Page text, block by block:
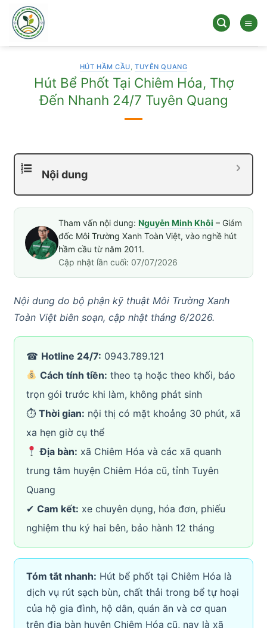
qua
dung
HÚT HẦM CẦU,TUYÊN QUANG
Hút Bể Phốt Tại Chiêm Hóa, Thợ
Đến Nhanh 24/7 Tuyên Quang
Nội dung
Tham vấn nội dung: Nguyễn Minh Khôi – Giám
đốc Môi Trường Xanh Toàn Việt, vào nghề hút
hầm cầu từ năm 2011.
Cập nhật lần cuối: 07/07/2026
Nội dung do bộ phận kỹ thuật Môi Trường Xanh
Toàn Việt biên soạn, cập nhật tháng 6/2026.
☎ Hotline 24/7: 0943.789.121
Cách tính tiền: theo tạ hoặc theo khối, báo
trọn gói trước khi làm, không phát sinh
⏱ Thời gian: nội thị có mặt khoảng 30 phút, xã
xa hẹn giờ cụ thể
Địa bàn: xã Chiêm Hóa và các xã quanh
trung tâm huyện Chiêm Hóa cũ, tỉnh Tuyên
Quang
✔ Cam kết: xe chuyên dụng, hóa đơn, phiếu
nghiệm thu ký hai bên, bảo hành 12 tháng
Tóm tắt nhanh: Hút bể phốt tại Chiêm Hóa là
dịch vụ rút sạch bùn, chất thải trong bể tự hoại
của hộ gia đình, hộ dân, quán ăn và cơ quan
trên địa bàn huyện Chiêm Hóa cũ, nay là xã